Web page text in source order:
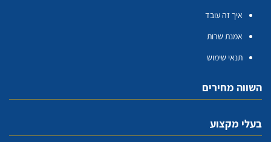
איך זה עובד
אמנת שרות
תנאי שימוש
השווה מחירים
בעלי מקצוע